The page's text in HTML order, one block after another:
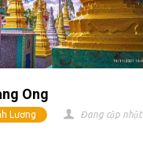
Ong
Lương Đang cập nhật